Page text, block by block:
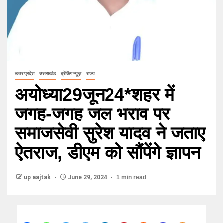
उत्तर प्रदेश उत्तराखंड ब्रेकिंग न्यूज़ राज्य
अयोध्या29जून24*शहर में
जगह-जगह जल भराव पर
समाजसेवी सुरेश यादव ने जताए
ऐतराज, डीएम को सौंपेंगे ज्ञापन
up aajtak June 29, 2024 1 min read